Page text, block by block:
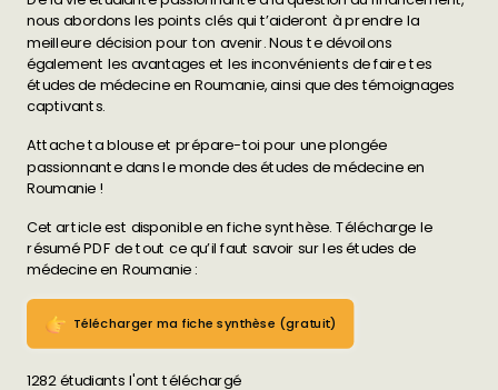
nous abordons les points clés qui t’aideront à prendre la
meilleure décision pour ton avenir. Nous te dévoilons
également les avantages et les inconvénients de faire tes
études de médecine en Roumanie, ainsi que des témoignages
captivants.
Attache ta blouse et prépare-toi pour une plongée
passionnante dans le monde des études de médecine en
Roumanie !
Cet article est disponible en fiche synthèse. Télécharge le
résumé PDF de tout ce qu’il faut savoir sur les études de
médecine en Roumanie :
Télécharger ma fiche synthèse (gratuit)
1282 étudiants l'ont téléchargé